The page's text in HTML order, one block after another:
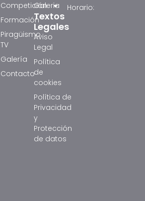
Galeria
Textos
Legales
Aviso
Legal
Política
de
cookies
Política de
Privacidad
y
Protección
de datos
Competición
Formación
Piragüismo
TV
Galería
Contacto
Horario: